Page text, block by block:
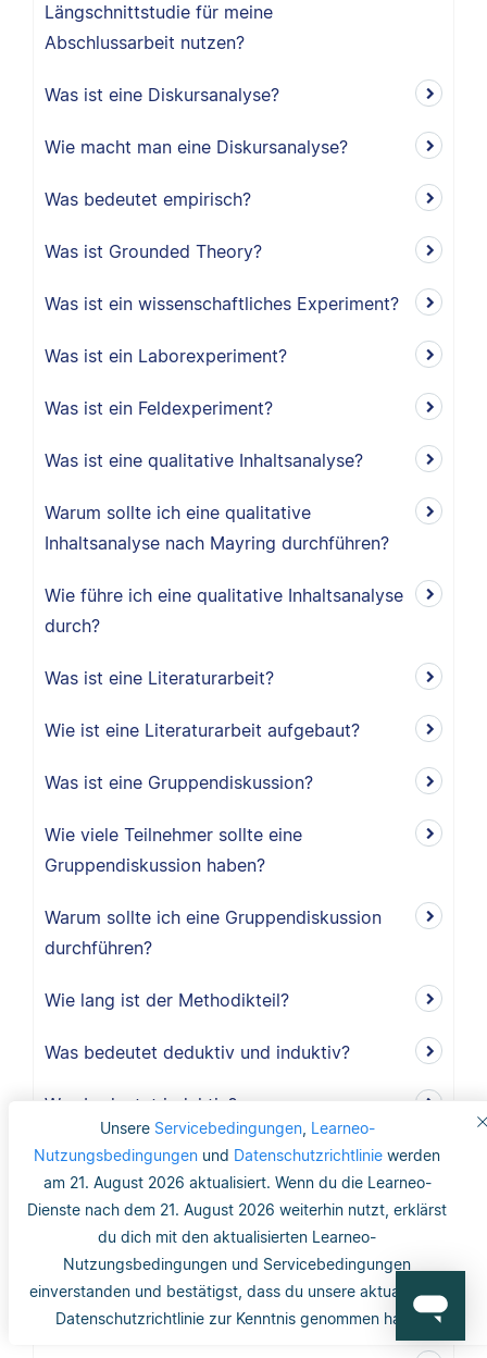
Unsere Servicebedingungen, Learneo-
Nutzungsbedingungen und Datenschutzrichtlinie werden
am 21. August 2026 aktualisiert. Wenn du die Learneo-
Dienste nach dem 21. August 2026 weiterhin nutzt, erklärst
du dich mit den aktualisierten Learneo-
Nutzungsbedingungen und Servicebedingungen
einverstanden und bestätigst, dass du unsere aktualisierte
Datenschutzrichtlinie zur Kenntnis genommen hast.
Längschnittstudie für meine
Abschlussarbeit nutzen?
Was ist eine Diskursanalyse?
Wie macht man eine Diskursanalyse?
Was bedeutet empirisch?
Was ist Grounded Theory?
Was ist ein wissenschaftliches Experiment?
Was ist ein Laborexperiment?
Was ist ein Feldexperiment?
Was ist eine qualitative Inhaltsanalyse?
Warum sollte ich eine qualitative
Inhaltsanalyse nach Mayring durchführen?
Wie führe ich eine qualitative Inhaltsanalyse
durch?
Was ist eine Literaturarbeit?
Wie ist eine Literaturarbeit aufgebaut?
Was ist eine Gruppendiskussion?
Wie viele Teilnehmer sollte eine
Gruppendiskussion haben?
Warum sollte ich eine Gruppendiskussion
durchführen?
Wie lang ist der Methodikteil?
Was bedeutet deduktiv und induktiv?
Was bedeutet induktiv?
Was bedeutet deduktiv?
Was ist Validität?
Was ist interne Validität?
Was versteht man unter Validität?